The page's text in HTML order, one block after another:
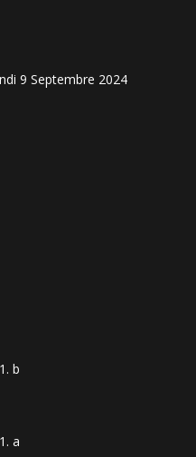
9 Septembre 2024
b
a